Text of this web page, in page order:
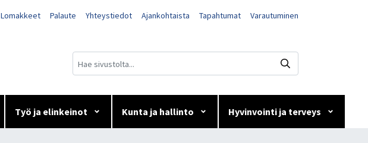
Lomakkeet Palaute Yhteystiedot Ajankohtaista Tapahtumat Varautuminen
Työ ja elinkeinot Kunta ja hallinto Hyvinvointi ja terveys